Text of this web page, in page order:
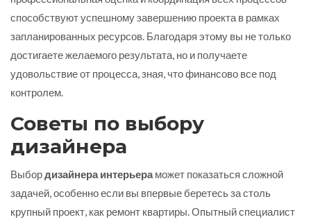
способствуют успешному завершению проекта в рамках
запланированных ресурсов. Благодаря этому вы не только
достигаете желаемого результата, но и получаете
удовольствие от процесса, зная, что финансово все под
контролем.
Советы по выбору
дизайнера
Выбордизайнера интерьераможет показаться сложной
задачей, особенно если вы впервые беретесь за столь
крупный проект, как ремонт квартиры. Опытный специалист